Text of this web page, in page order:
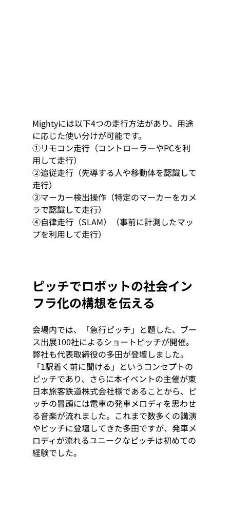
Mightyには以下4つの走行方法があり、用途
に応じた使い分けが可能です。
①リモコン走行（コントローラーやPCを利
用して走行）
②追従走行（先導する人や移動体を認識して
走行）
③マーカー検出操作（特定のマーカーをカメ
ラで認識して走行）
④自律走行（SLAM）（事前に計測したマッ
プを利用して走行）
ピッチでロボットの社会イン
フラ化の構想を伝える
会場内では、「急行ピッチ」と題した、ブー
ス出展100社によるショートピッチが開催。
弊社も代表取締役の多田が登壇しました。
「1駅着く前に聞ける」というコンセプトの
ピッチであり、さらに本イベントの主催が東
日本旅客鉄道株式会社様であることから、ピ
ッチの冒頭には電車の発車メロディを思わせ
る音楽が流れました。これまで数多くの講演
やピッチに登壇してきた多田ですが、発車メ
ロディが流れるユニークなピッチは初めての
経験でした。